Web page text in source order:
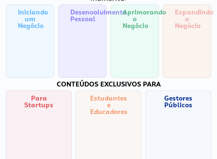
Iniciando
um
Negócio
Desenvolvimento
Pessoal
Aprimorando
o
Negócio
Expandindo
o
Negócio
CONTEÚDOS EXCLUSIVOS PARA
Para
Startups
Estudantes
e
Educadores
Gestores
Públicos